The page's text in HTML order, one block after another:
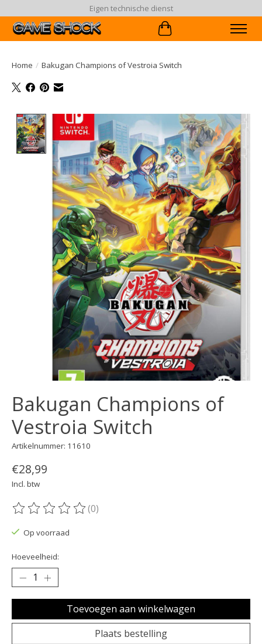
90 dagen ruiltermijn
Winkelwagen
Home / Bakugan Champions of Vestroia Switch
Product image slideshow Items
Bakugan Champions of
Vestroia Switch
Artikelnummer: 11610
€28,99
Incl. btw
De beoordeling van dit product is
(0)
Op voorraad
Hoeveelheid:
Toevoegen aan winkelwagen
Plaats bestelling